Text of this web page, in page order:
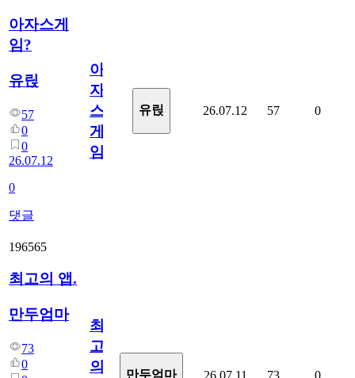
아자스게
임?
유릱
57
0
0
26.07.12
0
댓글
아
자
스
게
임?
유릱 26.07.12 57 0
196565
최고의 앱.
만두엄마
73
0
최
고
의
만두엄마 26.07.11 73 0